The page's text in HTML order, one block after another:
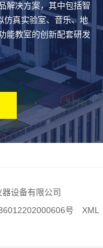
解决方案，其中包括智
仿真实验室、音乐、地
能教室的创新配套研发
设备有限公司
号
XML